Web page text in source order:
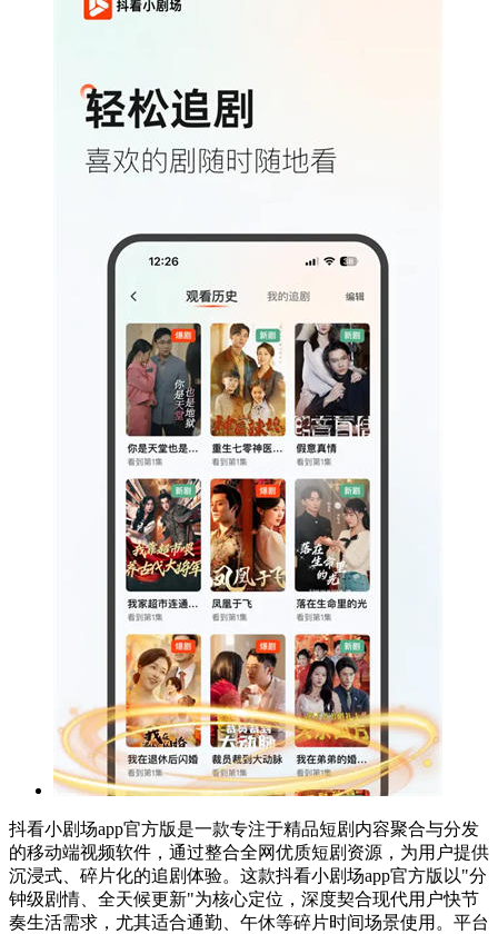
抖看小剧场app官方版是一款专注于精品短剧内容聚合与分发
的移动端视频软件，通过整合全网优质短剧资源，为用户提供
沉浸式、碎片化的追剧体验。这款抖看小剧场app官方版以"分
钟级剧情、全天候更新"为核心定位，深度契合现代用户快节
奏生活需求，尤其适合通勤、午休等碎片时间场景使用。平台